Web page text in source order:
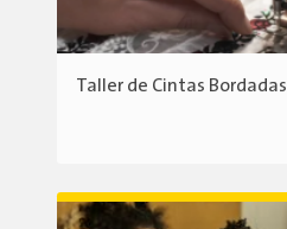
Taller de Cintas Bordadas